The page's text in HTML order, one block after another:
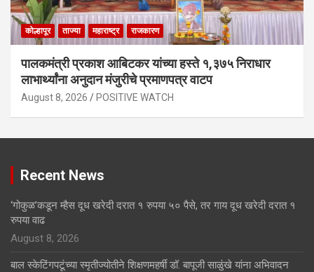
कोल्हापूर ताज्या महाराष्ट्र राजकारण
पालकमंत्री प्रकाश आबिटकर यांच्या हस्ते १,३७५ निराधार
लाभार्थ्यांना अनुदान मंजुरीचे प्रमाणपत्र वाटप
August 8, 2026 POSITIVE WATCH
Recent News
‘गोकुळ’कडून म्हैस दूध खरेदी दरात १ रुपया ५० पैसे, तर गाय दूध खरेदी दरात १
रुपया वाढ
August 8, 2026
बाल स्केटिंगपटूंच्या स्मृतीज्योतीने शिक्षणमहर्षी डॉ. बापूजी साळुंखे यांना अभिवादन